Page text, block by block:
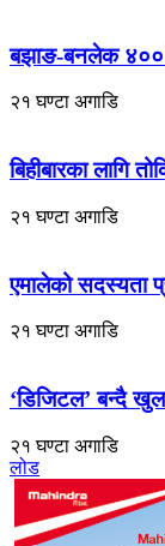
बझाङ-बनलेक ४००
२१ घण्टा अगाडि
बिहीबारका लागि
२१ घण्टा अगाडि
एमालेको सदस्यता
२१ घण्टा अगाडि
‘डिजिटल’ बन्दै
२१ घण्टा अगाडि
लोड